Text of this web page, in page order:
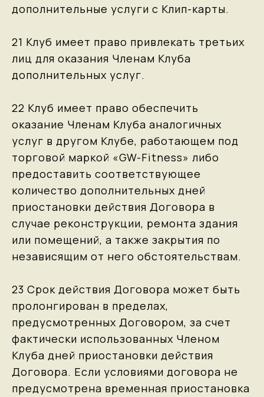
дополнительные услуги с Клип-карты.
21 Клуб имеет право привлекать третьих
лиц для оказания Членам Клуба
дополнительных услуг.
22 Клуб имеет право обеспечить
оказание Членам Клуба аналогичных
услуг в другом Клубе, работающем под
торговой маркой «GW-Fitness» либо
предоставить соответствующее
количество дополнительных дней
приостановки действия Договора в
случае реконструкции, ремонта здания
или помещений, а также закрытия по
независящим от него обстоятельствам.
23 Срок действия Договора может быть
пролонгирован в пределах,
предусмотренных Договором, за счет
фактически использованных Членом
Клуба дней приостановки действия
Договора. Если условиями договора не
предусмотрена временная приостановка